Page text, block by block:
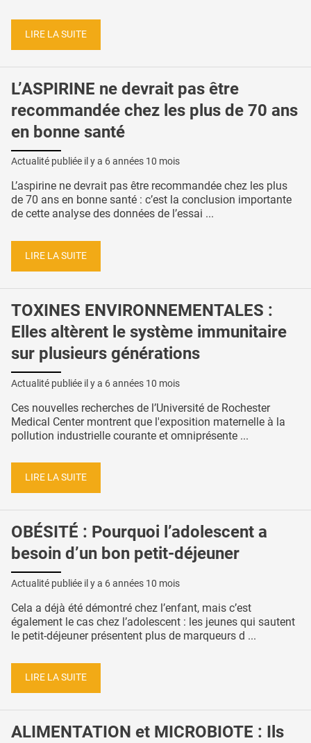
LIRE LA SUITE
L’ASPIRINE ne devrait pas être
recommandée chez les plus de 70 ans
en bonne santé
Actualité publiée il y a 6 années 10 mois
L’aspirine ne devrait pas être recommandée chez les plus
de 70 ans en bonne santé : c’est la conclusion importante
de cette analyse des données de l’essai ...
LIRE LA SUITE
TOXINES ENVIRONNEMENTALES :
Elles altèrent le système immunitaire
sur plusieurs générations
Actualité publiée il y a 6 années 10 mois
Ces nouvelles recherches de l’Université de Rochester
Medical Center montrent que l'exposition maternelle à la
pollution industrielle courante et omniprésente ...
LIRE LA SUITE
OBÉSITÉ : Pourquoi l’adolescent a
besoin d’un bon petit-déjeuner
Actualité publiée il y a 6 années 10 mois
Cela a déjà été démontré chez l’enfant, mais c’est
également le cas chez l’adolescent : les jeunes qui sautent
le petit-déjeuner présentent plus de marqueurs d ...
LIRE LA SUITE
ALIMENTATION et MICROBIOTE : Ils